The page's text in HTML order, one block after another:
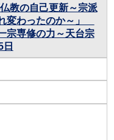
教の自己更新～宗派
変わったのか～」
宗専修の力～天台宗